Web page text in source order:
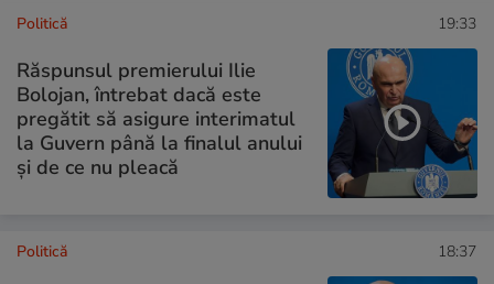
Politică 19:33
Răspunsul premierului Ilie
Bolojan, întrebat dacă este
pregătit să asigure interimatul
la Guvern până la finalul anului
și de ce nu pleacă
Politică 18:37